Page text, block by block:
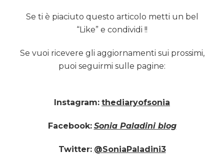
Se ti è piaciuto questo articolo metti un bel
“Like” e condividi !!
Se vuoi ricevere gli aggiornamenti sui prossimi,
puoi seguirmi sulle pagine:
Instagram: thediaryofsonia
Facebook: Sonia Paladini blog
Twitter: @SoniaPaladini3